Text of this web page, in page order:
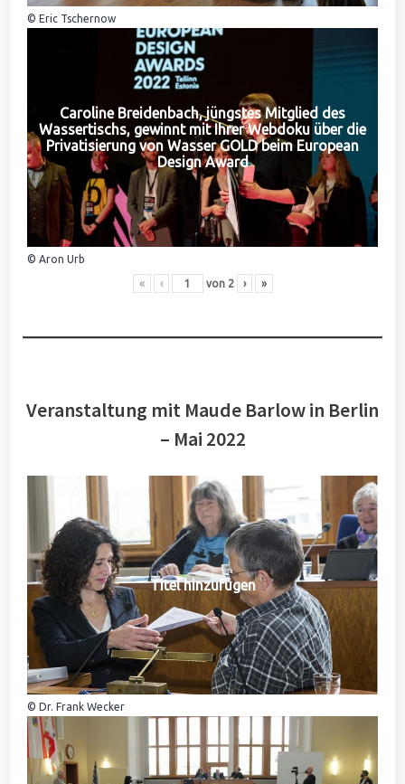
© Eric Tschernow
Caroline Breidenbach, jüngstes Mitglied des
Wassertischs, gewinnt mit Ihrer Webdoku über die
Privatisierung von Wasser GOLD beim European
Design Award
© Aron Urb
« ‹ von 2 › »
Veranstaltung mit Maude Barlow in Berlin
– Mai 2022
Titel hinzufügen
© Dr. Frank Wecker